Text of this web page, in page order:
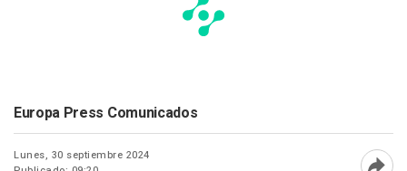
Europa Press Comunicados
Lunes, 30 septiembre 2024